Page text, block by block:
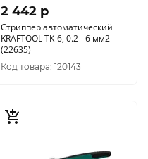
2 442 p
Стриппер автоматический
KRAFTOOL TK-6, 0.2 - 6 мм2
(22635)
Код товара: 120143